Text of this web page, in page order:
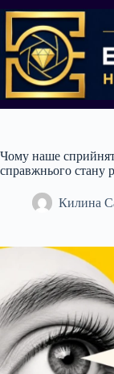
до
вмісту
Чому наше
справжнього стану
Килина